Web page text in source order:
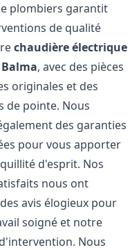
plombiers garantit
de qualité
chaudière électrique
Balma, avec des pièces
originales et des
de pointe. Nous
des garanties
pour vous apporter
d'esprit. Nos
nous ont
avis élogieux pour
soigné et notre
Nous